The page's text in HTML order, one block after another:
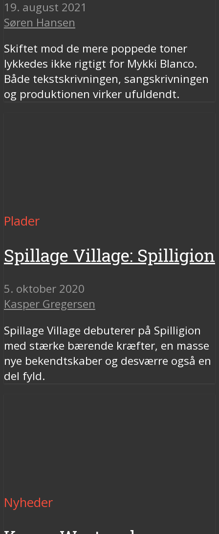
19. august 2021
Søren Hansen
Skiftet mod de mere poppede toner
lykkedes ikke rigtigt for Mykki Blanco.
Både tekstskrivningen, sangskrivningen
og produktionen virker ufuldendt.
Plader
Spillage Village: Spilligion
5. oktober 2020
Kasper Gregersen
Spillage Village debuterer på Spilligion
med stærke bærende kræfter, en masse
nye bekendtskaber og desværre også en
del fyld.
Nyheder